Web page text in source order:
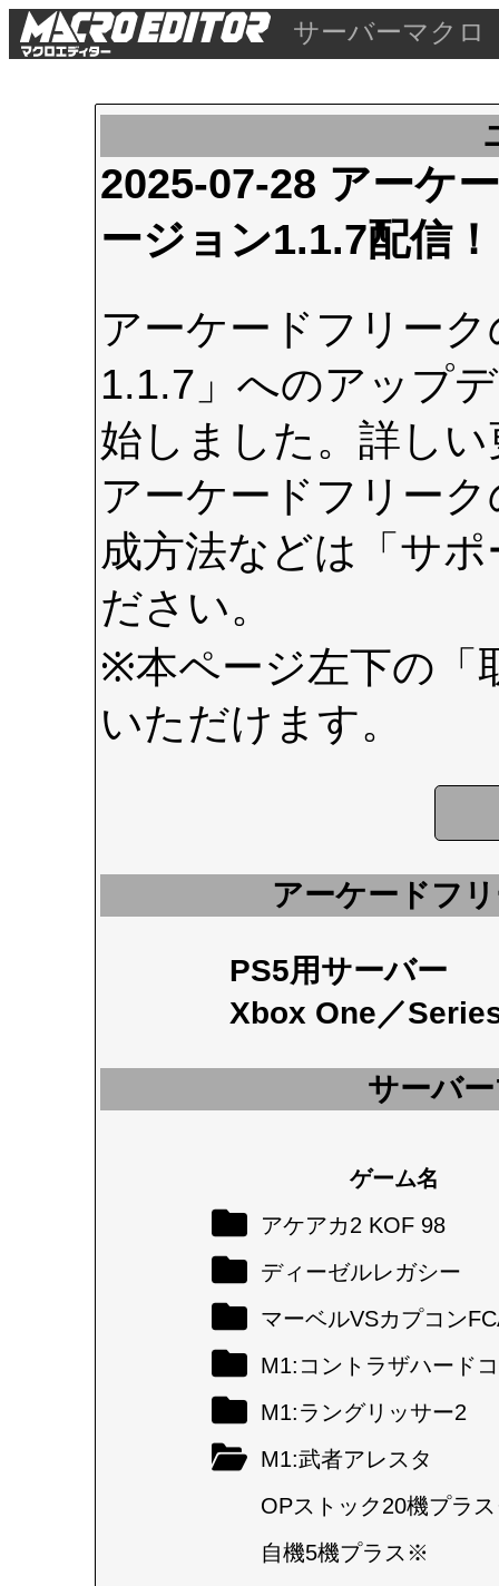
サーバーマクロ
2025-07-28 アーケ
ージョン1.1.7配信！
アーケードフリー
1.1.7」へのアップ
始しました。詳し
アーケードフリー
成方法などは 「サ
ださい。
※本ページ左下の
いただけます。
アーケードフ
PS5用サーバー
Xbox One／
サーバ
ゲーム名
アケアカ2 KOF 98
ディーゼルレガシー
マーベルVSカプコン
M1:コントラザハード
M1:ラングリッサー2
M1:武者アレスタ
OPストック20機プラ
自機5機プラス※